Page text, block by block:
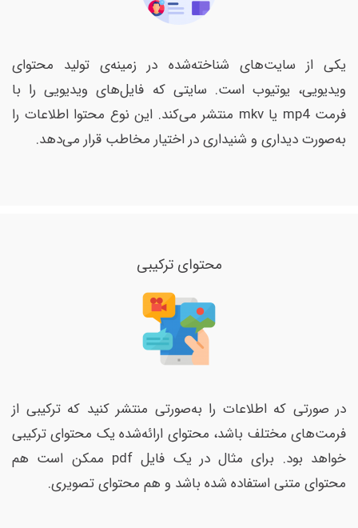
یکی از سایت‌های شناخته‌شده در زمینه‌ی تولید محتوای
ویدیویی، یوتیوب است. سایتی که فایل‌های ویدیویی را با
فرمت mp4 یا mkv منتشر می‌کند. این نوع محتوا اطلاعات را
به‌صورت دیداری و شنیداری در اختیار مخاطب قرار می‌دهد.
محتوای ترکیبی
در صورتی که اطلاعات را به‌صورتی منتشر کنید که ترکیبی از
فرمت‌های مختلف باشد، محتوای ارائه‌شده یک محتوای ترکیبی
خواهد بود. برای مثال در یک فایل pdf ممکن است هم
محتوای متنی استفاده شده باشد و هم محتوای تصویری.